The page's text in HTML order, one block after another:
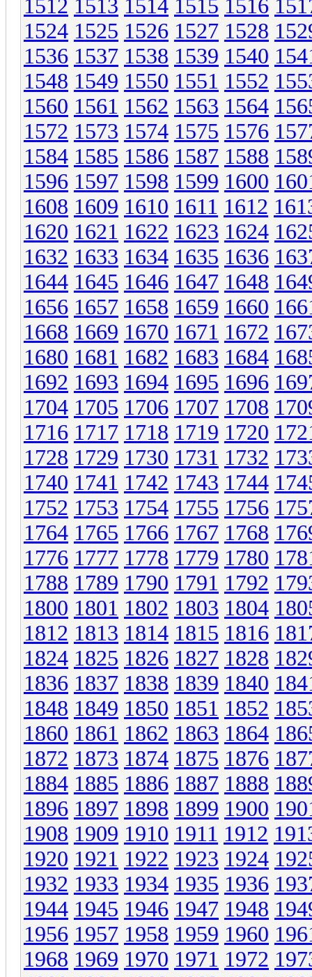
1512 1513 1514 1515 1516
1524 1525 1526 1527 1528
1536 1537 1538 1539 1540
1548 1549 1550 1551 1552
1560 1561 1562 1563 1564
1572 1573 1574 1575 1576
1584 1585 1586 1587 1588
1596 1597 1598 1599 1600
1608 1609 1610 1611 1612
1620 1621 1622 1623 1624
1632 1633 1634 1635 1636
1644 1645 1646 1647 1648
1656 1657 1658 1659 1660
1668 1669 1670 1671 1672
1680 1681 1682 1683 1684
1692 1693 1694 1695 1696
1704 1705 1706 1707 1708
1716 1717 1718 1719 1720
1728 1729 1730 1731 1732
1740 1741 1742 1743 1744
1752 1753 1754 1755 1756
1764 1765 1766 1767 1768
1776 1777 1778 1779 1780
1788 1789 1790 1791 1792
1800 1801 1802 1803 1804
1812 1813 1814 1815 1816
1824 1825 1826 1827 1828
1836 1837 1838 1839 1840
1848 1849 1850 1851 1852
1860 1861 1862 1863 1864
1872 1873 1874 1875 1876
1884 1885 1886 1887 1888
1896 1897 1898 1899 1900
1908 1909 1910 1911 1912
1920 1921 1922 1923 1924
1932 1933 1934 1935 1936
1944 1945 1946 1947 1948
1956 1957 1958 1959 1960
1968 1969 1970 1971 1972